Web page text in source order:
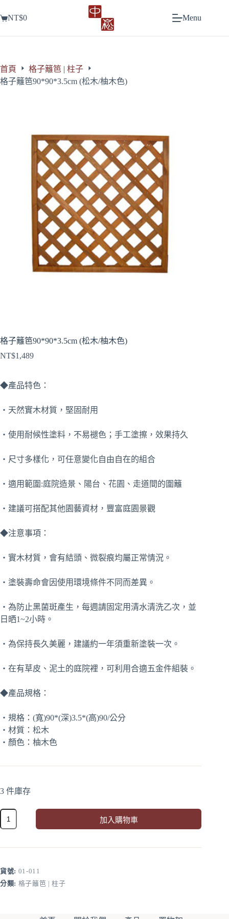
至
容
購
物
NT$0 Menu
首頁
格子籬笆 | 柱子
格子籬笆90*90*3.5cm (松木/柚木色)
格子籬笆90*90*3.5cm (松木/柚木色)
NT$1,489
◆產品特色：
‧天然實木材質，堅固耐用
‧使用耐候性塗料，不易褪色；手工塗擦，效果持久
‧尺寸多樣化，可任意變化自由自在的組合
‧適用範圍:庭院造景、陽台、花園、走道間的圍籬
‧建議可搭配其他園藝資材，豐富庭園景觀
◆注意事項：
‧實木材質，會有結頭、微裂痕均屬正常情況。
‧塗裝壽命會因使用環境條件不同而差異。
‧為防止黑菌斑產生，每週請固定用清水清洗乙次，並
日晒1~2小時。
‧為保持長久美麗，建議約一年須重新塗裝一次。
‧在有草皮、泥土的庭院裡，可利用合適五金件組裝。
◆產品規格：
‧規格：(寬)90*(深)3.5*(高)90/公分
‧材質：松木
‧顏色：柚木色
3 件庫存
子
笆
(松
木/
柚
加入購物車
r
n
a
貨號: 01-011
分類: 格子籬笆 | 柱子